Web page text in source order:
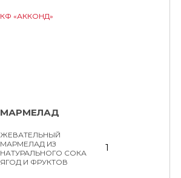
КФ «АККОНД»
МАРМЕЛАД
ЖЕВАТЕЛЬНЫЙ
МАРМЕЛАД ИЗ
НАТУРАЛЬНОГО СОКА
ЯГОД И ФРУКТОВ
1